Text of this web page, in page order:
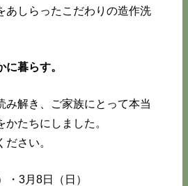
あしらったこだわりの造作洗
暮らす。
み解き、ご家族にとって本当
たちにしました。
さい。
・3月8日（日）